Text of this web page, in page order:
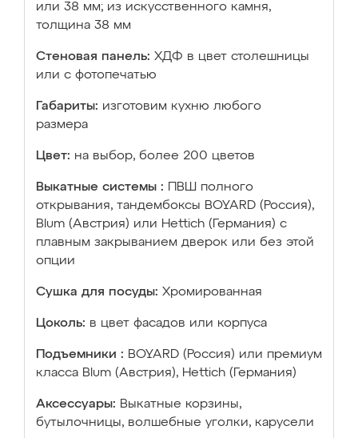
или 38 мм; из искусственного камня,
толщина 38 мм
Стеновая панель: ХДФ в цвет столешницы
или с фотопечатью
Габариты: изготовим кухню любого
размера
Цвет: на выбор, более 200 цветов
Выкатные системы :
ПВШ полного
открывания, тандембоксы BOYARD (Россия),
Blum (Австрия) или Hettich (Германия) с
плавным закрыванием дверок или без этой
опции
Сушка для посуды: Хромированная
Цоколь: в цвет фасадов или корпуса
Подъемники : BOYARD (Россия) или премиум
класса Blum (Австрия), Hettich (Германия)
Аксессуары: Выкатные корзины,
бутылочницы, волшебные уголки, карусели